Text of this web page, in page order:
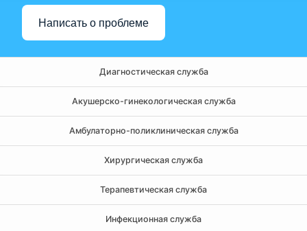
Написать о проблеме
Диагностическая служба
Акушерско-гинекологическая служба
Амбулаторно-поликлиническая служба
Хирургическая служба
Терапевтическая служба
Инфекционная служба